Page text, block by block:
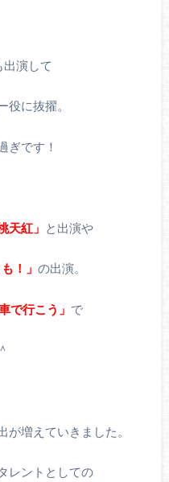
出演して
に抜擢。
ぎです！
天紅」 と出演や
！」 の出演。
で行こう」 で
が増えていきました。
レントとしての